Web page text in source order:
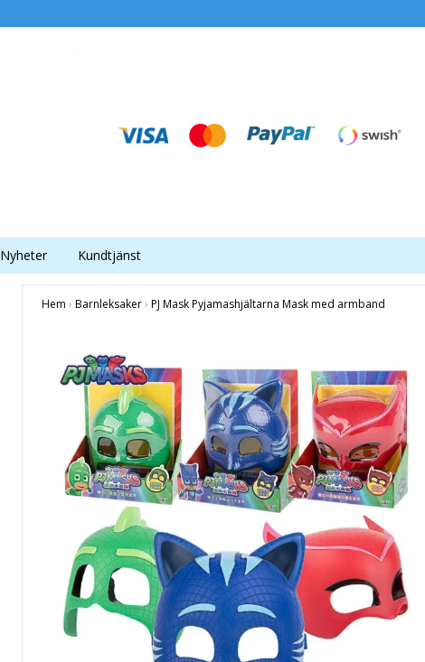
Nyheter Kundtjänst
Hem › Barnleksaker› PJ Mask Pyjamashjältarna Mask med armband